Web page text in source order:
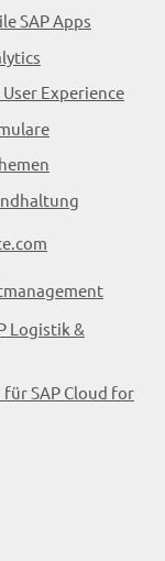
SAP Apps
Experience
Logistik &
SAP Cloud for